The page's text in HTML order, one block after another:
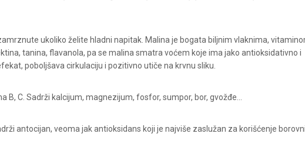
ukoliko želite hladni napitak. Malina je bogata biljnim vlaknima,
tanina, flavanola, pa se malina smatra voćem koje ima jako antioksidativno i
poboljšava cirkulaciju i pozitivno utiče na krvnu sliku.
C. Sadrži kalcijum, magnezijum, fosfor, sumpor, bor, gvožđe...
antocijan, veoma jak antioksidans koji je najviše zaslužan za korišćenje